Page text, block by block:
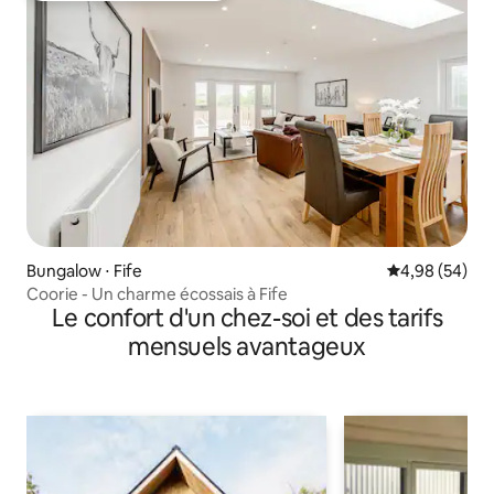
Bungalow ⋅ Fife Évaluation
4,98 (54)
Coorie - Un charme écossais à Fife
Le confort d'un chez-soi et des tarifs
mensuels avantageux